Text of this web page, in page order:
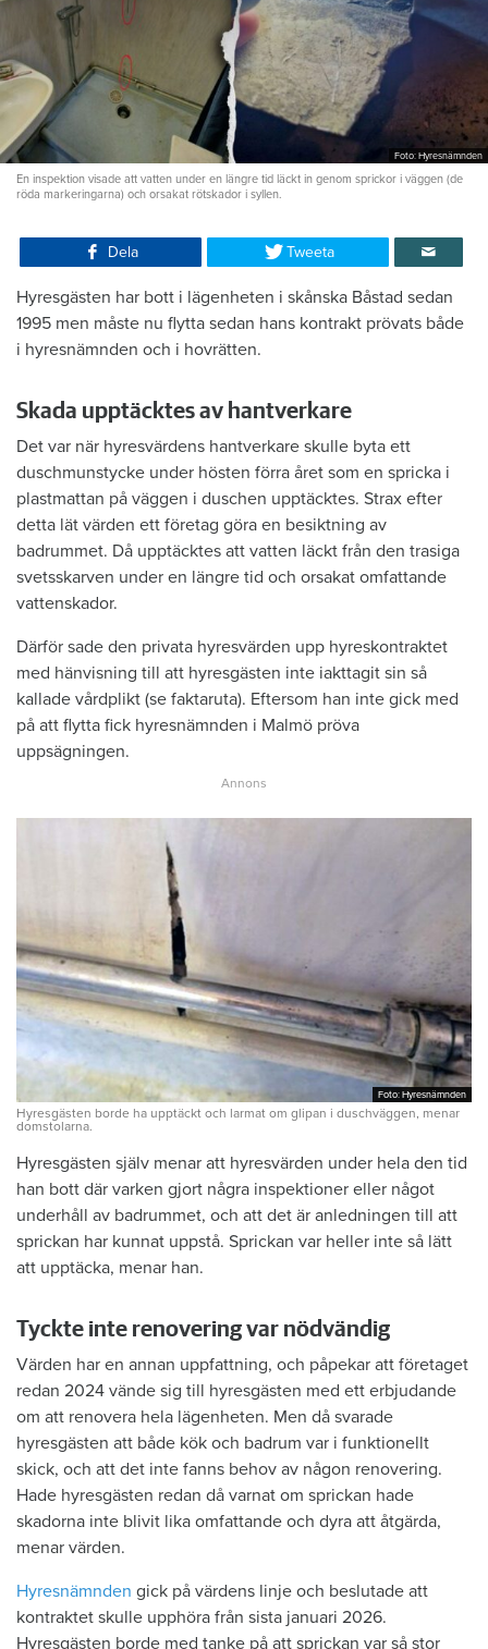
Foto: Hyresnämnden
En inspektion visade att vatten under en längre tid läckt in genom sprickor i väggen (de
röda markeringarna) och orsakat rötskador i syllen.
Dela Tweeta
Hyresgästen har bott i lägenheten i skånska Båstad sedan
1995 men måste nu flytta sedan hans kontrakt prövats både
i hyresnämnden och i hovrätten.
Skada upptäcktes av hantverkare
Det var när hyresvärdens hantverkare skulle byta ett
duschmunstycke under hösten förra året som en spricka i
plastmattan på väggen i duschen upptäcktes. Strax efter
detta lät värden ett företag göra en besiktning av
badrummet. Då upptäcktes att vatten läckt från den trasiga
svetsskarven under en längre tid och orsakat omfattande
vattenskador.
Därför sade den privata hyresvärden upp hyreskontraktet
med hänvisning till att hyresgästen inte iakttagit sin så
kallade vårdplikt (se faktaruta). Eftersom han inte gick med
på att flytta fick hyresnämnden i Malmö pröva
uppsägningen.
Foto: Hyresnämnden
Foto: Hyresnämnden
Hyresgästen borde ha upptäckt och larmat om glipan i duschväggen, menar
domstolarna.
Hyresgästen själv menar att hyresvärden under hela den tid
han bott där varken gjort några inspektioner eller något
underhåll av badrummet, och att det är anledningen till att
sprickan har kunnat uppstå. Sprickan var heller inte så lätt
att upptäcka, menar han.
Tyckte inte renovering var nödvändig
Värden har en annan uppfattning, och påpekar att företaget
redan 2024 vände sig till hyresgästen med ett erbjudande
om att renovera hela lägenheten. Men då svarade
hyresgästen att både kök och badrum var i funktionellt
skick, och att det inte fanns behov av någon renovering.
Hade hyresgästen redan då varnat om sprickan hade
skadorna inte blivit lika omfattande och dyra att åtgärda,
menar värden.
Hyresnämnden gick på värdens linje och beslutade att
kontraktet skulle upphöra från sista januari 2026.
Hyresgästen borde med tanke på att sprickan var så stor